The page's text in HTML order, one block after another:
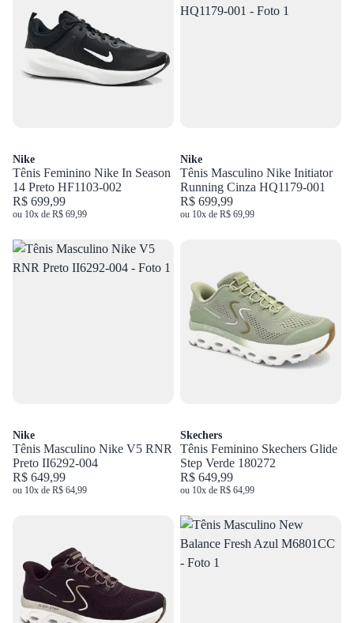
Nike
Tênis Feminino Nike In Season
14 Preto HF1103-002
R$ 699,99
ou 10x de R$ 69,99
Nike
Tênis Masculino Nike Initiator
Running Cinza HQ1179-001
R$ 699,99
ou 10x de R$ 69,99
Nike
Tênis Masculino Nike V5 RNR
Preto II6292-004
R$ 649,99
ou 10x de R$ 64,99
Skechers
Tênis Feminino Skechers Glide
Step Verde 180272
R$ 649,99
ou 10x de R$ 64,99